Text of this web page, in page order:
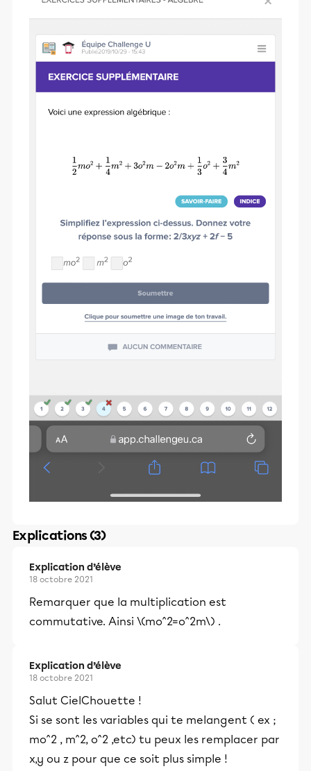
Explications (3)
Explication d’élève
18 octobre 2021
Remarquer que la multiplication est
commutative. Ainsi \(mo^2=o^2m\) .
Explication d’élève
18 octobre 2021
Salut CielChouette !
Si se sont les variables qui te melangent ( ex ;
mo^2 , m^2, o^2 ,etc) tu peux les remplacer par
x,y ou z pour que ce soit plus simple !